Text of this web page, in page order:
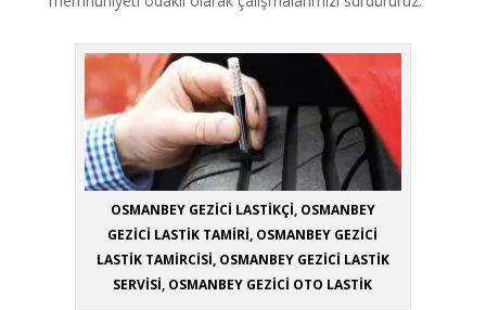
OSMANBEY GEZİCİ LASTİKÇİ, OSMANBEY
GEZİCİ LASTİK TAMİRİ, OSMANBEY GEZİCİ
LASTİK TAMİRCİSİ, OSMANBEY GEZİCİ LASTİK
SERVİSİ, OSMANBEY GEZİCİ OTO LASTİK